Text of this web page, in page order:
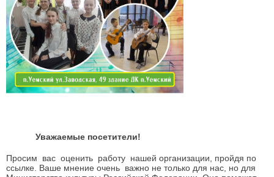
Уважаемые посетители!
Просим вас оценить работу нашей организации, пройдя по
ссылке. Ваше мнение очень важно не только для нас, но для